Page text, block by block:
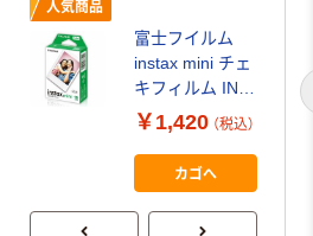
給水用塩ビTS継手 チーズ
人気商品
富士フイルム
instax mini チェ
キフィルム INS
MINI JP1 1パッ
ク（10枚入り）
￥1,420 （税込）
カゴへ